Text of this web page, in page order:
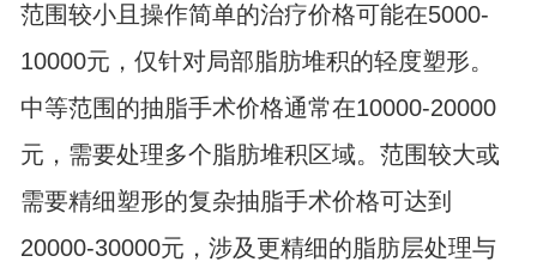
范围较小且操作简单的治疗价格可能在5000-
10000元，仅针对局部脂肪堆积的轻度塑形。
中等范围的抽脂手术价格通常在10000-20000
元，需要处理多个脂肪堆积区域。范围较大或
需要精细塑形的复杂抽脂手术价格可达到
20000-30000元，涉及更精细的脂肪层处理与